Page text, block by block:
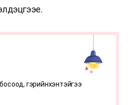
гэрийнхэнтэйгээ